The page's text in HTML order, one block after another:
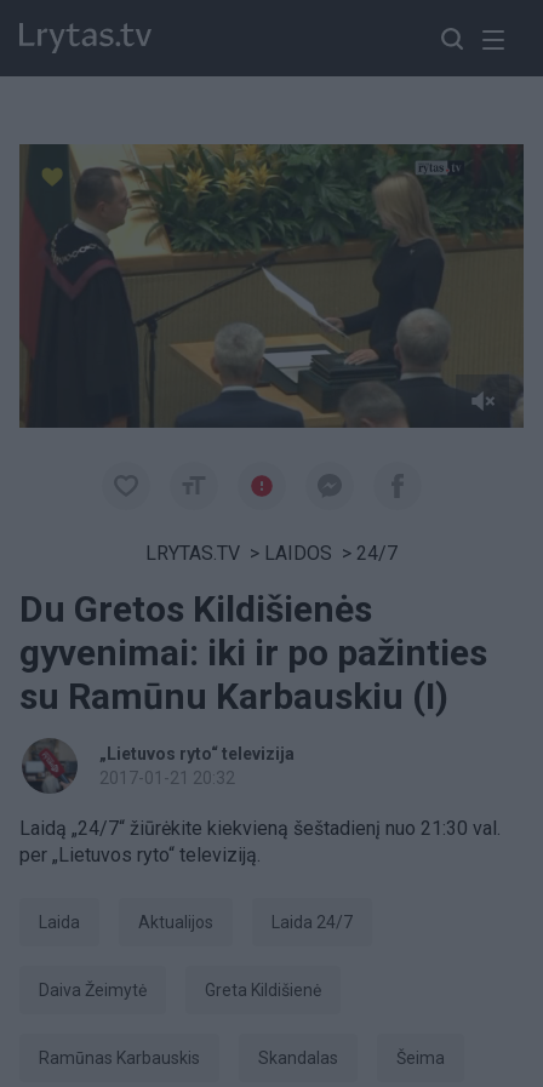
Paremkite Ukrainą
LRYTAS.TV > LAIDOS > 24/7
Du Gretos Kildišienės
gyvenimai: iki ir po pažinties
su Ramūnu Karbauskiu (I)
„Lietuvos ryto“ televizija
2017-01-21 20:32
Laidą „24/7“ žiūrėkite kiekvieną šeštadienį nuo 21:30 val.
per „Lietuvos ryto“ televiziją.
laida aktualijos Laida 24/7
Daiva Žeimytė Greta Kildišienė
Ramūnas Karbauskis skandalas Šeima